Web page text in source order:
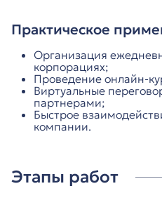
Практическое
Организация
корпорациях;
Проведение онлайн-
Виртуальные
партнерами;
Быстрое
компании.
Этапы работ